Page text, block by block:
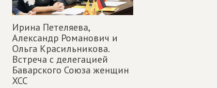
Ирина Петеляева,
Александр Романович и
Ольга Красильникова.
Встреча с делегацией
Баварского Союза женщин
ХСС